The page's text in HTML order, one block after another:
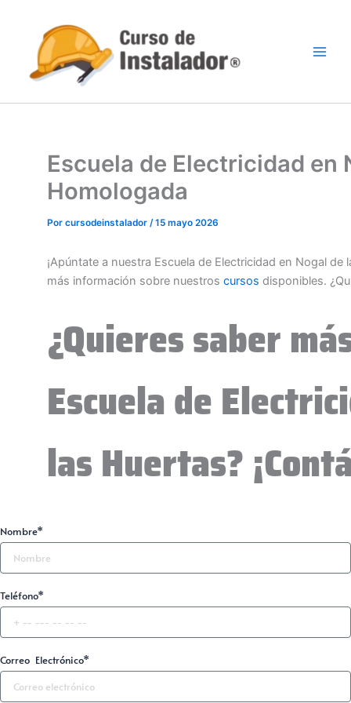
contenido
Escuela de Electricidad en
Homologada
Por cursodeinstalador /15 mayo 2026
¡Apúntate a nuestra Escuela de Electricidad en Nogal de
más información sobre nuestros cursos disponibles.
¿Quieres saber
Escuela de
las Huertas?
Nombre*
Teléfono*
Correo Electrónico*